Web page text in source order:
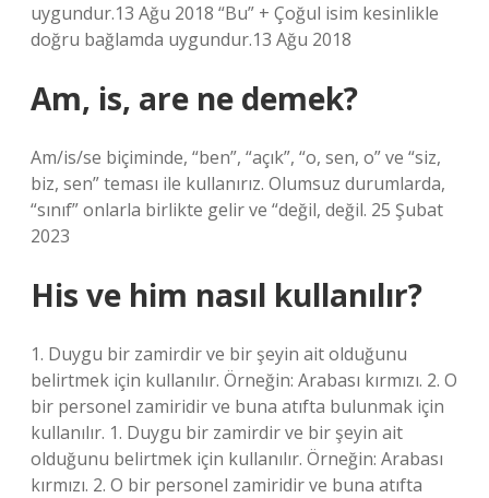
uygundur.13 Ağu 2018 “Bu” + Çoğul isim kesinlikle
doğru bağlamda uygundur.13 Ağu 2018
Am, is, are ne demek?
Am/is/se biçiminde, “ben”, “açık”, “o, sen, o” ve “siz,
biz, sen” teması ile kullanırız. Olumsuz durumlarda,
“sınıf” onlarla birlikte gelir ve “değil, değil. 25 Şubat
2023
His ve him nasıl kullanılır?
1. Duygu bir zamirdir ve bir şeyin ait olduğunu
belirtmek için kullanılır. Örneğin: Arabası kırmızı. 2. O
bir personel zamiridir ve buna atıfta bulunmak için
kullanılır. 1. Duygu bir zamirdir ve bir şeyin ait
olduğunu belirtmek için kullanılır. Örneğin: Arabası
kırmızı. 2. O bir personel zamiridir ve buna atıfta